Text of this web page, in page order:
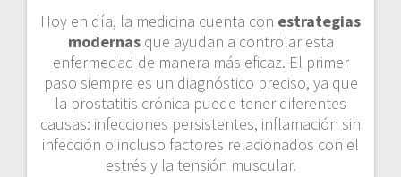
Hoy en día, la medicina cuenta con estrategias
modernasque ayudan a controlar esta
enfermedad de manera más eficaz. El primer
paso siempre es un diagnóstico preciso, ya que
la prostatitis crónica puede tener diferentes
causas: infecciones persistentes, inflamación sin
infección o incluso factores relacionados con el
estrés y la tensión muscular.